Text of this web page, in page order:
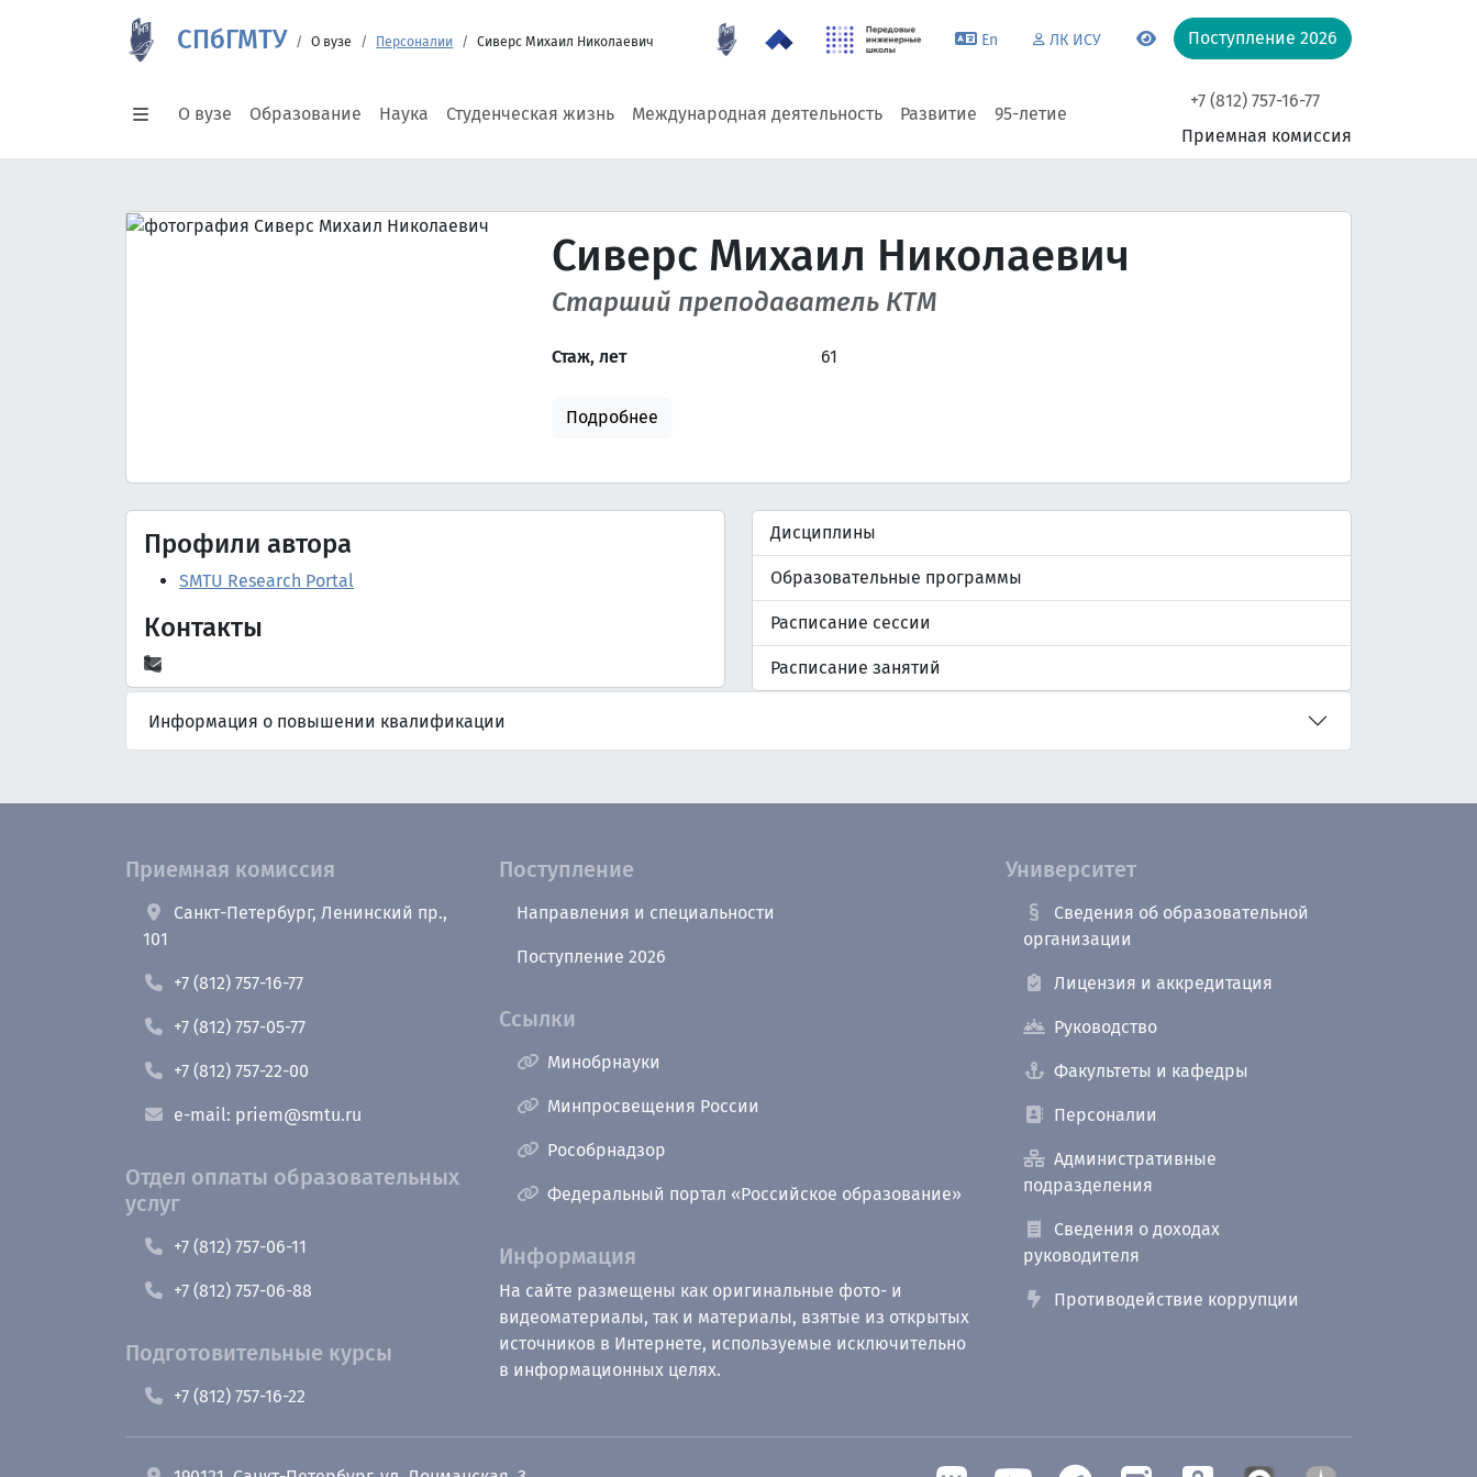
СПбГМТУ О вузе Персоналии Сиверс Михаил Николаевич En ЛК ИСУ Поступление 2026
О вузе Образование Наука Студенческая жизнь Международная деятельность Развитие 95-летие
+7 (812) 757-16-77
Приемная комиссия
Сиверс Михаил Николаевич
Старший преподаватель КТМ
Стаж, лет 61
Подробнее
Профили автора
SMTU Research Portal
Контакты
Дисциплины
Образовательные программы
Расписание сессии
Расписание занятий
Информация о повышении квалификации
Приемная комиссия
Санкт-Петербург, Ленинский пр.,
101
+7 (812) 757-16-77
+7 (812) 757-05-77
+7 (812) 757-22-00
e-mail: priem@smtu.ru
Отдел оплаты образовательных
услуг
+7 (812) 757-06-11
+7 (812) 757-06-88
Подготовительные курсы
+7 (812) 757-16-22
Поступление
Направления и специальности
Поступление 2026
Ссылки
Минобрнауки
Минпросвещения России
Рособрнадзор
Федеральный портал «Российское образование»
Информация
На сайте размещены как оригинальные фото- и
видеоматериалы, так и материалы, взятые из открытых
источников в Интернете, используемые исключительно
в информационных целях.
Университет
Сведения об образовательной
организации
Лицензия и аккредитация
Руководство
Факультеты и кафедры
Персоналии
Административные
подразделения
Сведения о доходах
руководителя
Противодействие коррупции